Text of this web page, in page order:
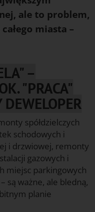
ale to problem,
miasta –
–
"PRACA"
DEWELOPER
spółdzielczych
schodowych i
i drzwiowej, remonty
gazowych i
miejsc parkingowych
są ważne, ale bledną,
planie